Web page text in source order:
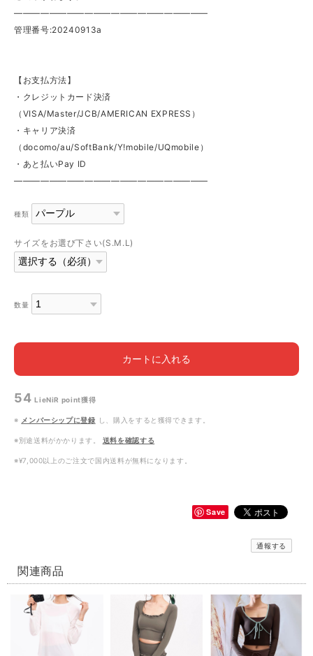
——————————————————————
管理番号:20240913a
【お支払方法】
・クレジットカード決済
（VISA/Master/JCB/AMERICAN EXPRESS）
・キャリア決済
（docomo/au/SoftBank/Y!mobile/UQmobile）
・あと払いPay ID
——————————————————————
種類
サイズをお選び下さい(S.M.L)
数量
カートに入れる
54 LieNiR point獲得
※ メンバーシップに登録 し、購入をすると獲得できます。
※別途送料がかかります。 送料を確認する
※¥7,000以上のご注文で国内送料が無料になります。
Save
通報する
関連商品